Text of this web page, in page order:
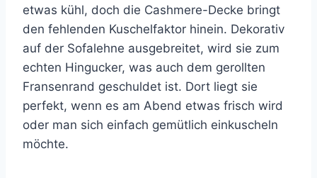
etwas kühl, doch die Cashmere-Decke bringt
den fehlenden Kuschelfaktor hinein. Dekorativ
auf der Sofalehne ausgebreitet, wird sie zum
echten Hingucker, was auch dem gerollten
Fransenrand geschuldet ist. Dort liegt sie
perfekt, wenn es am Abend etwas frisch wird
oder man sich einfach gemütlich einkuscheln
möchte.